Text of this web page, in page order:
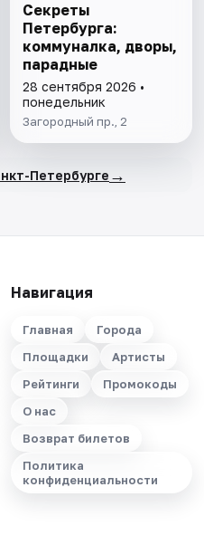
Секреты
Петербурга:
коммуналка, дворы,
парадные
28 сентября 2026 •
понедельник
Загородный пр., 2
Петербурге →
Навигация
Главная
Города
Площадки
Артисты
Рейтинги
Промокоды
О нас
Возврат билетов
Политика
конфиденциальности